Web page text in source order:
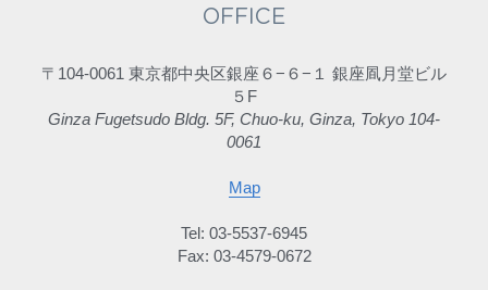
OFFICE
〒104-0061 東京都中央区銀座６−６−１ 銀座凮月堂ビル
５F
Ginza Fugetsudo Bldg. 5F, Chuo-ku, Ginza, Tokyo 104-
0061
Map
Tel: 03-5537-6945
Fax: 03-4579-0672